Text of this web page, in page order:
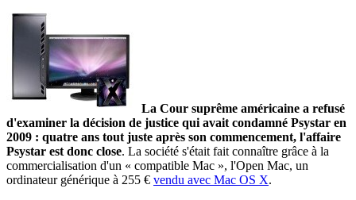
La Cour suprême américaine a refusé
d'examiner la décision de justice qui avait condamné Psystar en
2009 : quatre ans tout juste après son commencement, l'affaire
Psystar est donc close. La société s'était fait connaître grâce à la
commercialisation d'un « compatible Mac », l'Open Mac, un
ordinateur générique à 255 € vendu avec Mac OS X.